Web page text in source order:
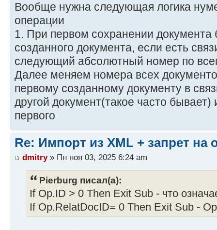
Вообще нужна следующая логика
операции
1. При первом сохранении документа
созданного документа, если есть
следующий абсолютный номер по
Далее меняем номера всех
первому созданному документу в
другой документ(такое часто
первого
Re: Импорт из XML + запрет на
dmitry» Пн ноя 03, 2025 6:24 am
Pierburg писал(а):
If Op.ID > 0 Then Exit Sub - что
If Op.RelatDocID= 0 Then Exit Sub -